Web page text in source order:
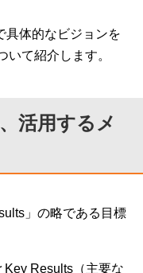
具体的なビジョンを
て紹介します。
活用するメ
」の略である目標
Results（主要な